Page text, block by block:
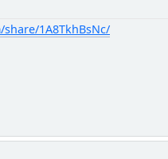
1A8TkhBsNc/